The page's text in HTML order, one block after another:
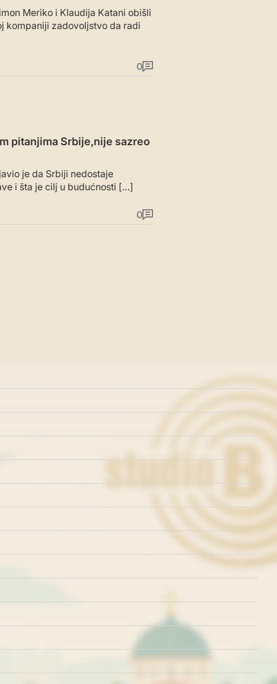
Meriko i Klaudija Katani obišli
kompaniji zadovoljstvo da radi
0
pitanjima Srbije,nije sazreo
je da Srbiji nedostaje
i šta je cilj u budućnosti […]
0